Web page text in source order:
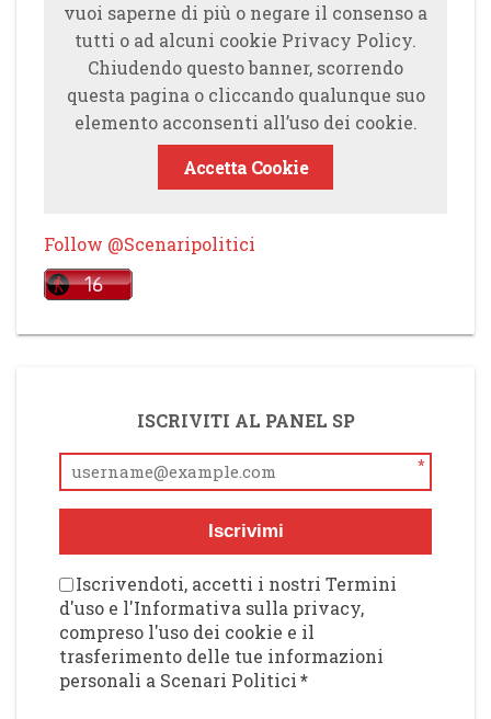
vuoi saperne di più o negare il consenso a
tutti o ad alcuni cookie Privacy Policy.
Chiudendo questo banner, scorrendo
questa pagina o cliccando qualunque suo
elemento acconsenti all’uso dei cookie.
Accetta Cookie
Follow @Scenaripolitici
ISCRIVITI AL PANEL SP
*
Iscrivimi
Iscrivendoti, accetti i nostri Termini
d'uso e l'Informativa sulla privacy,
compreso l'uso dei cookie e il
trasferimento delle tue informazioni
personali a Scenari Politici*